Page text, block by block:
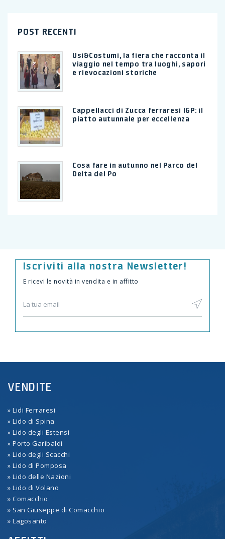
POST RECENTI
Usi&Costumi, la fiera che racconta il
viaggio nel tempo tra luoghi, sapori
e rievocazioni storiche
Cappellacci di Zucca ferraresi IGP: il
piatto autunnale per eccellenza
Cosa fare in autunno nel Parco del
Delta del Po
Iscriviti alla nostra Newsletter!
E ricevi le novità in vendita e in affitto
VENDITE
» Lidi Ferraresi
» Lido di Spina
» Lido degli Estensi
» Porto Garibaldi
» Lido degli Scacchi
» Lido di Pomposa
» Lido delle Nazioni
» Lido di Volano
» Comacchio
» San Giuseppe di Comacchio
» Lagosanto